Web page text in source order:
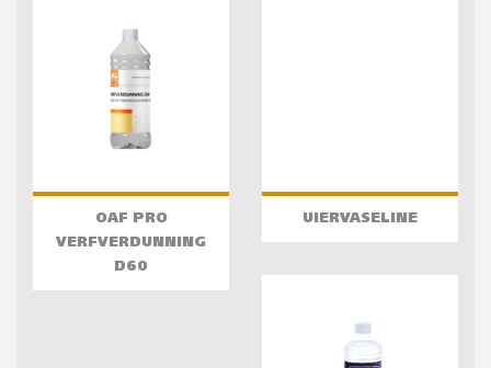
OAF PRO
VERFVERDUNNING
D60
UIERVASELINE